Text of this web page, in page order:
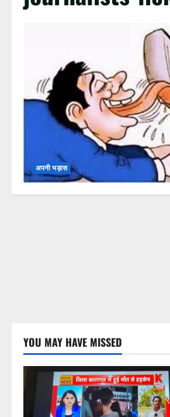
अपनी भड़ास
YOU MAY HAVE MISSED